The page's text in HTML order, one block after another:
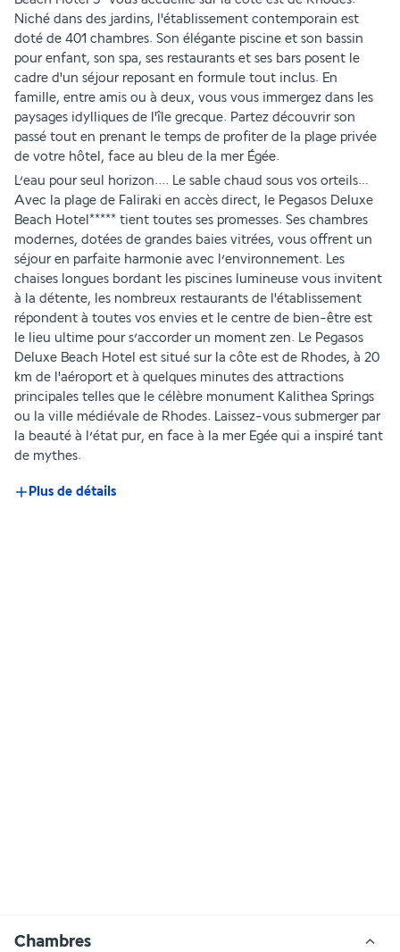
Niché dans des jardins, l'établissement contemporain est
doté de 401 chambres. Son élégante piscine et son bassin
pour enfant, son spa, ses restaurants et ses bars posent le
cadre d'un séjour reposant en formule tout inclus. En
famille, entre amis ou à deux, vous vous immergez dans les
paysages idylliques de l'île grecque. Partez découvrir son
passé tout en prenant le temps de profiter de la plage privée
de votre hôtel, face au bleu de la mer Égée.
L’eau pour seul horizon.... Le sable chaud sous vos orteils…
Avec la plage de Faliraki en accès direct, le Pegasos Deluxe
Beach Hotel***** tient toutes ses promesses. Ses chambres
modernes, dotées de grandes baies vitrées, vous offrent un
séjour en parfaite harmonie avec l’environnement. Les
chaises longues bordant les piscines lumineuse vous invitent
à la détente, les nombreux restaurants de l'établissement
répondent à toutes vos envies et le centre de bien-être est
le lieu ultime pour s’accorder un moment zen. Le Pegasos
Deluxe Beach Hotel est situé sur la côte est de Rhodes, à 20
km de l'aéroport et à quelques minutes des attractions
principales telles que le célèbre monument Kalithea Springs
ou la ville médiévale de Rhodes. Laissez-vous submerger par
la beauté à l’état pur, en face à la mer Egée qui a inspiré tant
de mythes.
Plus de détails
Chambres